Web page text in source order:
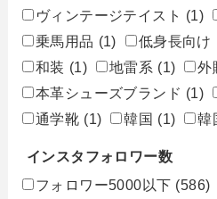
ヴィンテージテイスト (1)
乗馬用品 (1) 低身長向け
和装 (1) 地雷系 (1) 外
本革シューズブランド (1)
通学靴 (1) 韓国 (1) 韓
インスタフォロワー数
フォロワー5000以下 (586)